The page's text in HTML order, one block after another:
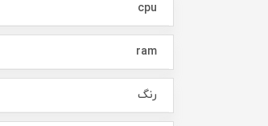
cpu
ram
رنگ